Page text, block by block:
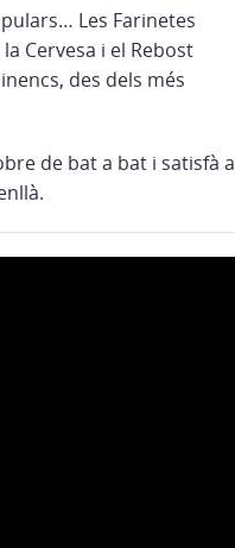
Les Farinetes
Cervesa i el Rebost
des dels més
de bat a bat i satisfà a